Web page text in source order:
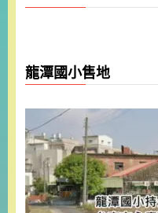
龍潭國小售地